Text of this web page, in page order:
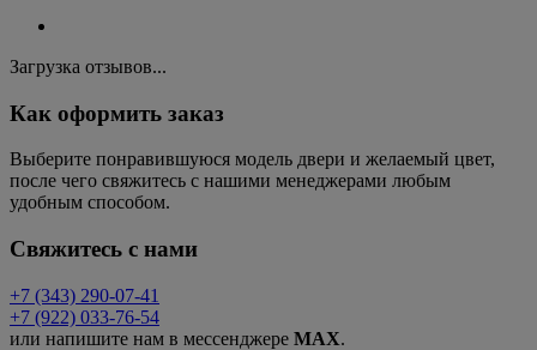
Загрузка отзывов...
Как оформить заказ
Выберите понравившуюся модель двери и желаемый цвет,
после чего свяжитесь с нашими менеджерами любым
удобным способом.
Свяжитесь с нами
+7 (343) 290-07-41
+7 (922) 033-76-54
или напишите нам в мессенджере MAX.